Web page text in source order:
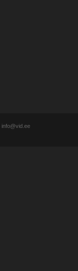
info@vid.ee